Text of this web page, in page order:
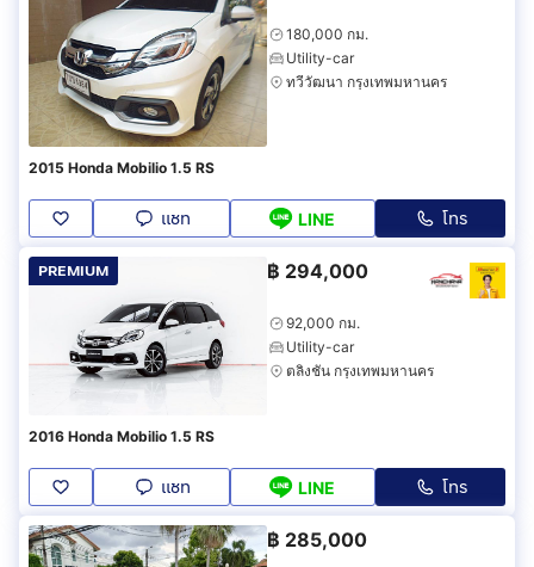
180,000 กม.
Utility-car
ทวีวัฒนา กรุงเทพมหานคร
2015 Honda Mobilio 1.5 RS
แชท LINE โทร
PREMIUM ฿ 294,000
92,000 กม.
Utility-car
ตลิ่งชัน กรุงเทพมหานคร
2016 Honda Mobilio 1.5 RS
แชท LINE โทร
฿ 285,000